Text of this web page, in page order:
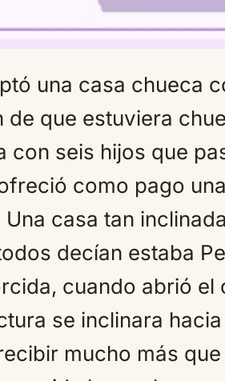
una casa chueca
de que estuviera
con seis hijos que
como pago
Una casa tan
decían estaba
cuando abrió
se inclinara
mucho más